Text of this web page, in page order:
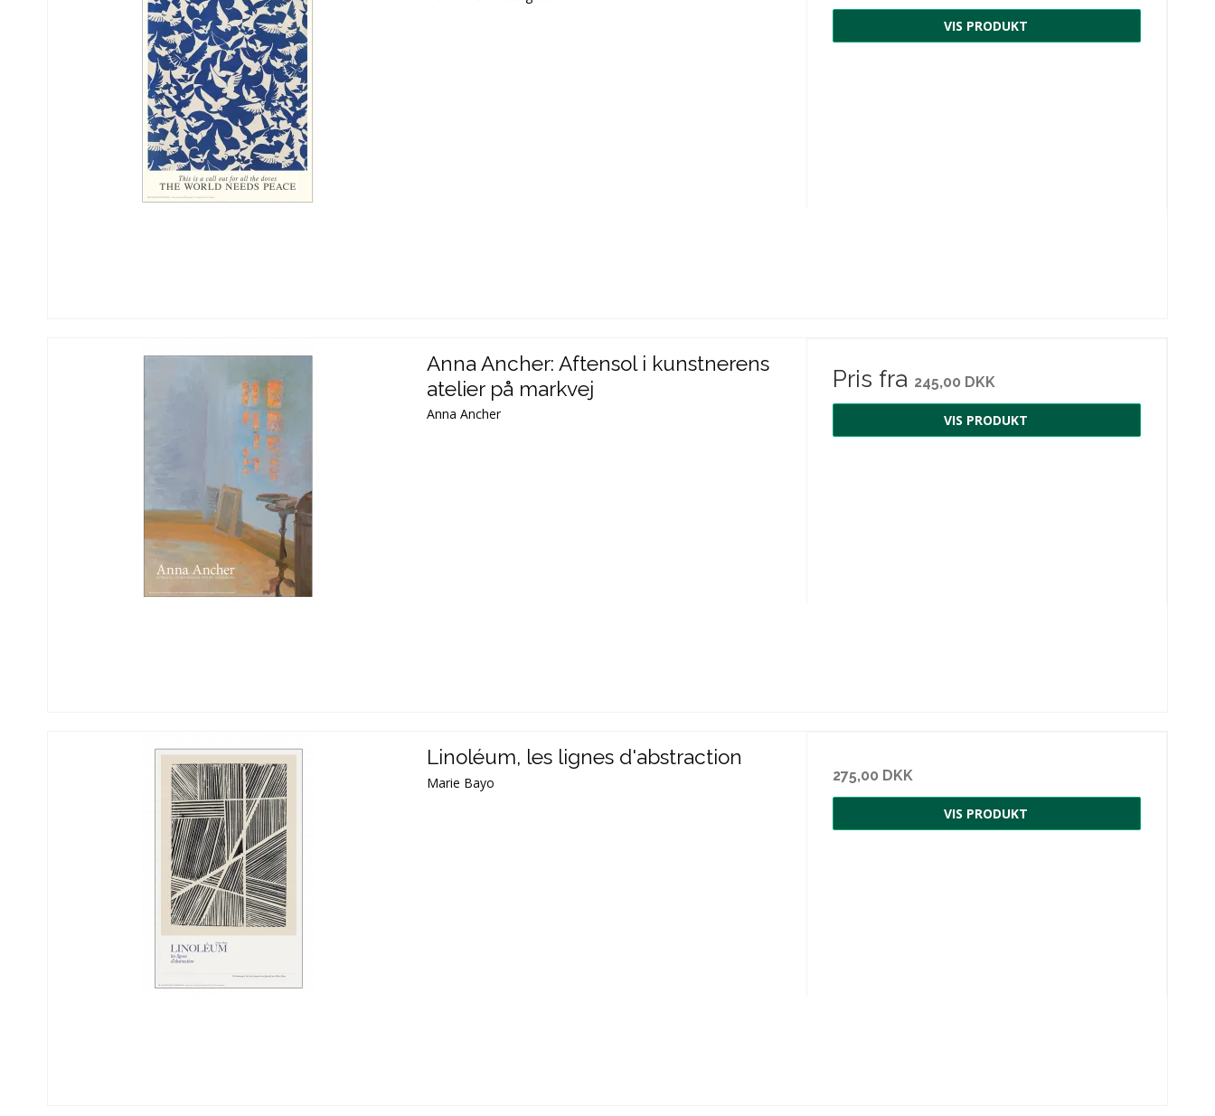
VIS PRODUKT
Anna Ancher: Aftensol i kunstnerens
atelier på markvej
Anna Ancher
Pris fra 245,00 DKK
VIS PRODUKT
Linoléum, les lignes d'abstraction
Marie Bayo 275,00 DKK
VIS PRODUKT